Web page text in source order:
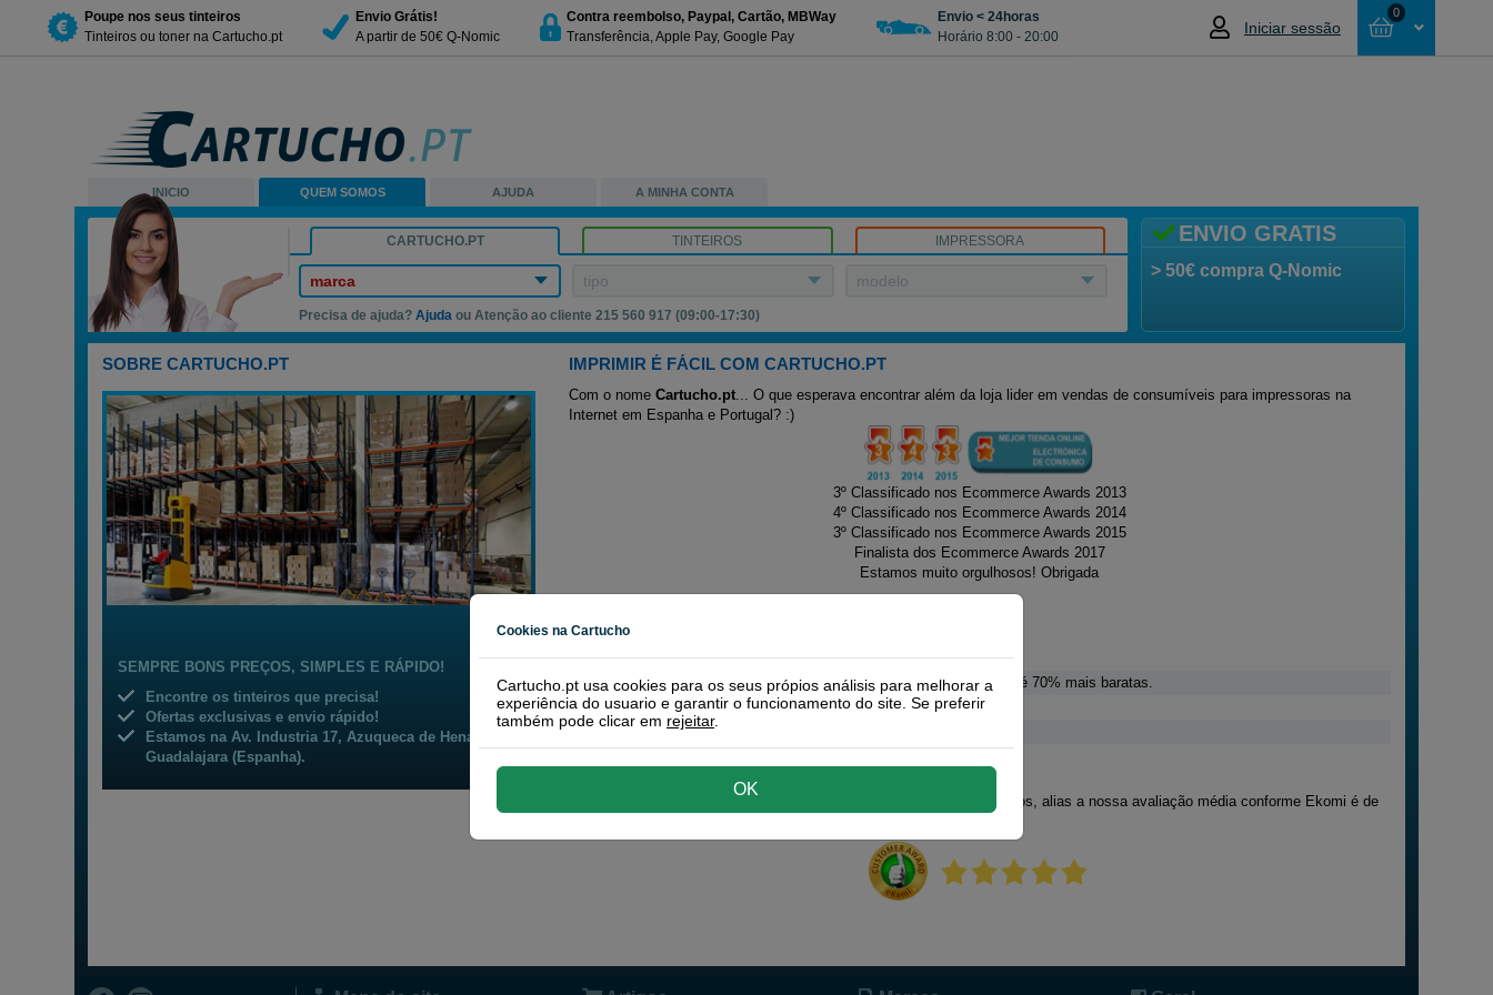
Poupe nos seus tinteiros
Tinteiros ou toner na Cartucho.pt
Envio Grátis!
A partir de 50€ Q-Nomic
Contra reembolso, Paypal, Cartão, MBWay
Transferência, Apple Pay, Google Pay
Envio < 24horas
Horário 8:00 - 20:00
Iniciar sessão
0
INICIO QUEM SOMOS AJUDA A MINHA CONTA
ENVIO GRATIS
> 50€ compra Q-Nomic
CARTUCHO.PT TINTEIROS IMPRESSORA
marca tipo modelo
Precisa de ajuda?Ajuda ou Atenção ao cliente 215 560 917 (09:00-17:30)
SOBRE CARTUCHO.PT
SEMPRE BONS PREÇOS, SIMPLES E RÁPIDO!
Encontre ostinteiros que precisa!
Ofertas exclusivas e envio rápido!
Estamos na Av. Industria 17, Azuqueca de Henares,
Guadalajara (Espanha).
IMPRIMIR É FÁCIL COM CARTUCHO.PT
Com o nome Cartucho.pt... O que esperava encontrar além da loja lider em vendas de consumíveis para impressoras na
Internet em Espanha e Portugal? :)
3º Classificado nos Ecommerce Awards 2013
4º Classificado nos Ecommerce Awards 2014
3º Classificado nos Ecommerce Awards 2015
Finalista dos Ecommerce Awards 2017
Estamos muito orgulhosos! Obrigada
O que nos faz únicos?
Ampla gama de consumíveis e alternativas mais económicas, até 70% mais baratas.
Processos eficientes para poupar em custos desnecessários.
Serviço de envio rápido e eficaz, seja particular ou empresa.
Graças aos nossos clientes podemos conseguir os melhores resultados, alias a nossa avaliação média conforme Ekomi é de
Cookies na Cartucho
Cartucho.pt usa cookies para os seus própios análisis para melhorar a
experiência do usuario e garantir o funcionamento do site. Se preferir
também pode clicar em rejeitar.
OK